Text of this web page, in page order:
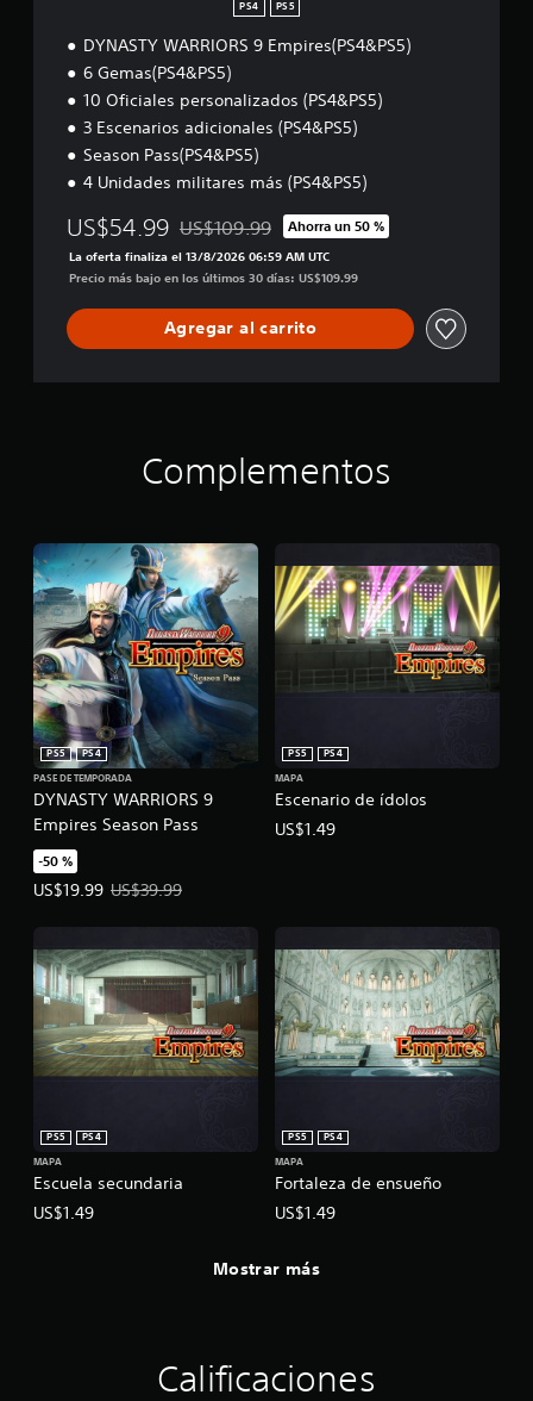
PS4 PS5
DYNASTY WARRIORS 9 Empires(PS4&PS5)
6 Gemas(PS4&PS5)
10 Oficiales personalizados (PS4&PS5)
3 Escenarios adicionales (PS4&PS5)
Season Pass(PS4&PS5)
4 Unidades militares más (PS4&PS5)
US$54.99 Rebajado del precio original de US$109.99
US$109.99 Ahorra un 50 %
La oferta finaliza el 13/8/2026 06:59 AM UTC
Precio más bajo en los últimos 30 días: US$109.99
Agregar al carrito
Complementos
DYNASTY WARRIORS 9
Empires Season Pass
PS5
PS4
PASE DE TEMPORADA
-50 %
US$19.99
Precio de la oferta: US$19.99. Precio original: US$39.99.
US$39.99
Escenario de ídolos
PS5
PS4
MAPA
US$1.49
Escuela secundaria
PS5
PS4
MAPA
US$1.49
Fortaleza de ensueño
PS5
PS4
MAPA
US$1.49
Mostrar más
Calificaciones